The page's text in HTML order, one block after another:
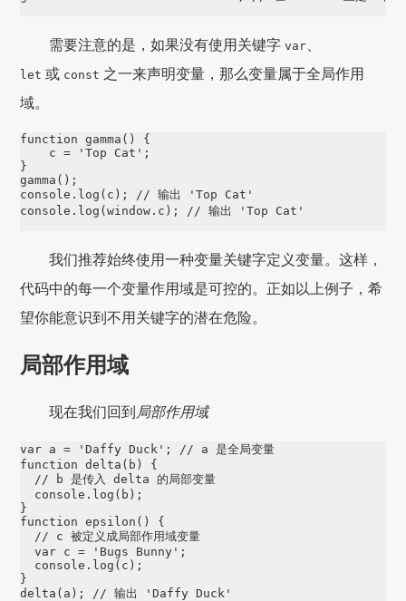
需要注意的是，如果没有使用关键字var
let 或 const 之一来声明变量，那么变量属于全局作用
域。
function gamma () {
    c
= 'Top Cat ' ;
gamma
console . log (c); // 输出 'Top Cat'
console . log (window . c ); // 输出 'Top Cat'
我们推荐始终使用一种变量关键字定义变量。这样，
代码中的每一个变量作用域是可控的。正如以上例子，希
望你能意识到不用关键字的潜在危险。
局部作用域
现在我们回到 局部作用域
var a = 'Daffy Duck ' ;
// a 是全局变量
function
delta ( b ) {
// b 是传入 delta 的局部变量
console . log (b);
function
epsilon () {
// c 被定义成局部作用域变量
var c = ' Bugs Bunny ' ;
console . log (c);
delta (a);
// 输出 'Daffy Duck'